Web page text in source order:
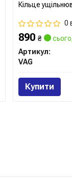
Кільце
0
890₴
Артикул:
VAG
Купити